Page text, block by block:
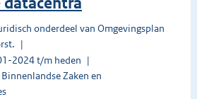
onderdeel van Omgevingsplan
2024 t/m heden
Zaken en